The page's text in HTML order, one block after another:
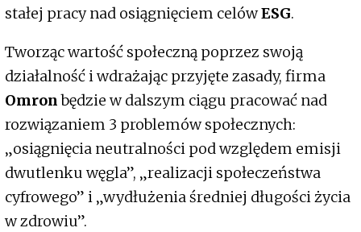
stałej pracy nad osiągnięciem celówESG.
Tworząc wartość społeczną poprzez swoją
działalność i wdrażając przyjęte zasady, firma
Omronbędzie w dalszym ciągu pracować nad
rozwiązaniem 3 problemów społecznych:
„osiągnięcia neutralności pod względem emisji
dwutlenku węgla”, „realizacji społeczeństwa
cyfrowego” i „wydłużenia średniej długości życia
w zdrowiu”.